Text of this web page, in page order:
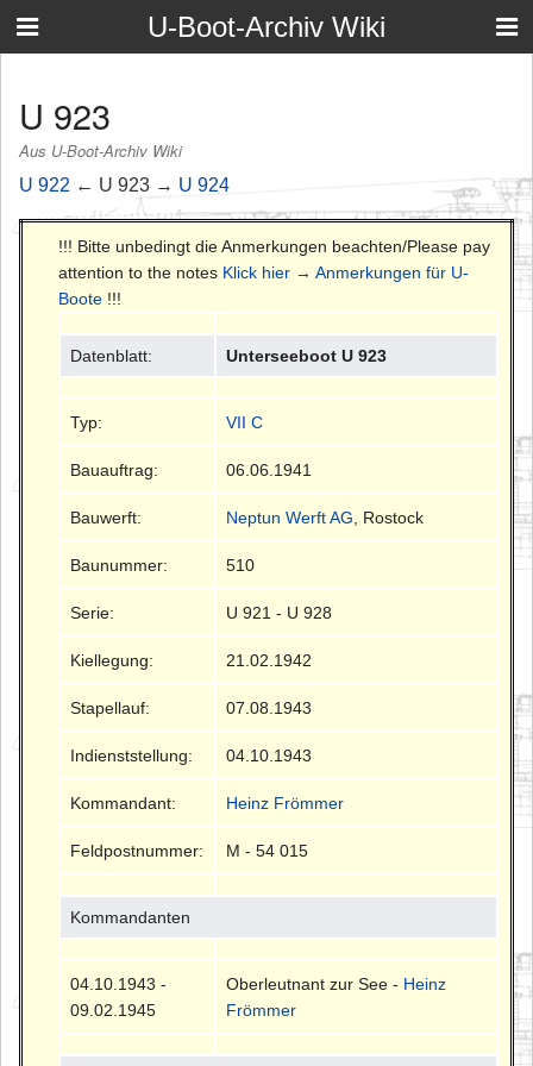
U-Boot-Archiv Wiki
U 923
Aus U-Boot-Archiv Wiki
U 922 ← U 923 → U 924
!!! Bitte unbedingt die Anmerkungen beachten/Please pay
attention to the notes Klick hier → Anmerkungen für U-
Boote !!!
Datenblatt: Unterseeboot U 923
Typ: VII C
Bauauftrag: 06.06.1941
Bauwerft: Neptun Werft AG , Rostock
Baunummer: 510
Serie: U 921 - U 928
Kiellegung: 21.02.1942
Stapellauf: 07.08.1943
Indienststellung: 04.10.1943
Kommandant: Heinz Frömmer
Feldpostnummer: M - 54 015
Kommandanten
04.10.1943 -
09.02.1945
Oberleutnant zur See - Heinz
Frömmer